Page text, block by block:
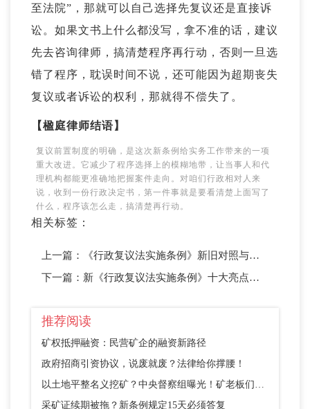
至法院”，那就可以自己选择先复议还是直接诉
讼。如果文书上什么都没写，拿不准的话，建议
先去咨询律师，搞清楚程序再行动，否则一旦选
错了程序，耽误时间不说，还可能因为超期丧失
复议或者诉讼的权利，那就得不偿失了。
【楹庭律师结语】
复议前置制度的明确，是这次新条例给实务工作带来的一项
重大改进。它减少了程序选择上的模糊地带，让当事人和代
理机构都能更准确地把握案件走向。对咱们行政相对人来
说，收到一份行政决定书，第一件事就是要看清楚上面写了
什么，程序该怎么走，搞清楚再行动。
相关标签：
上一篇：
《行政复议法实施条例》新旧对照与楹庭律师专业解读
下一篇： 新《行政复议法实施条例》十大亮点：07 行政机关的自我纠错权——给行政机关一个”反悔”的机会
推荐阅读
矿权抵押融资：民营矿企的融资新路径
政府招商引资协议，说废就废？法律给你撑腰！
以土地平整名义挖矿？中央督察组曝光！矿老板们别踩这个坑
采矿证续期被拖？新条例规定15天必须答复